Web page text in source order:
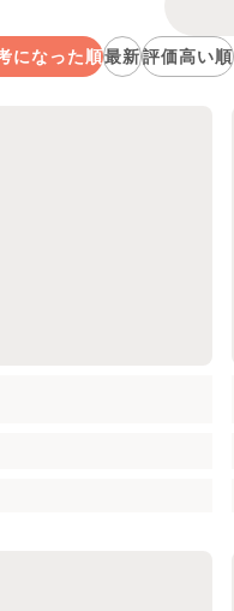
になった順最新評価高い順